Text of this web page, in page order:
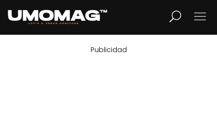
LIFESTYLE
Publicidad